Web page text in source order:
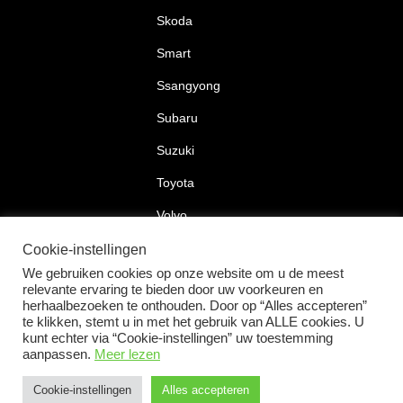
Skoda
Smart
Ssangyong
Subaru
Suzuki
Toyota
Volvo
2026 © Car Lock Systems
Cookie-instellingen
We gebruiken cookies op onze website om u de meest
relevante ervaring te bieden door uw voorkeuren en
herhaalbezoeken te onthouden. Door op “Alles accepteren”
te klikken, stemt u in met het gebruik van ALLE cookies. U
kunt echter via “Cookie-instellingen” uw toestemming
aanpassen. Meer lezen
Cookie-instellingen Alles accepteren